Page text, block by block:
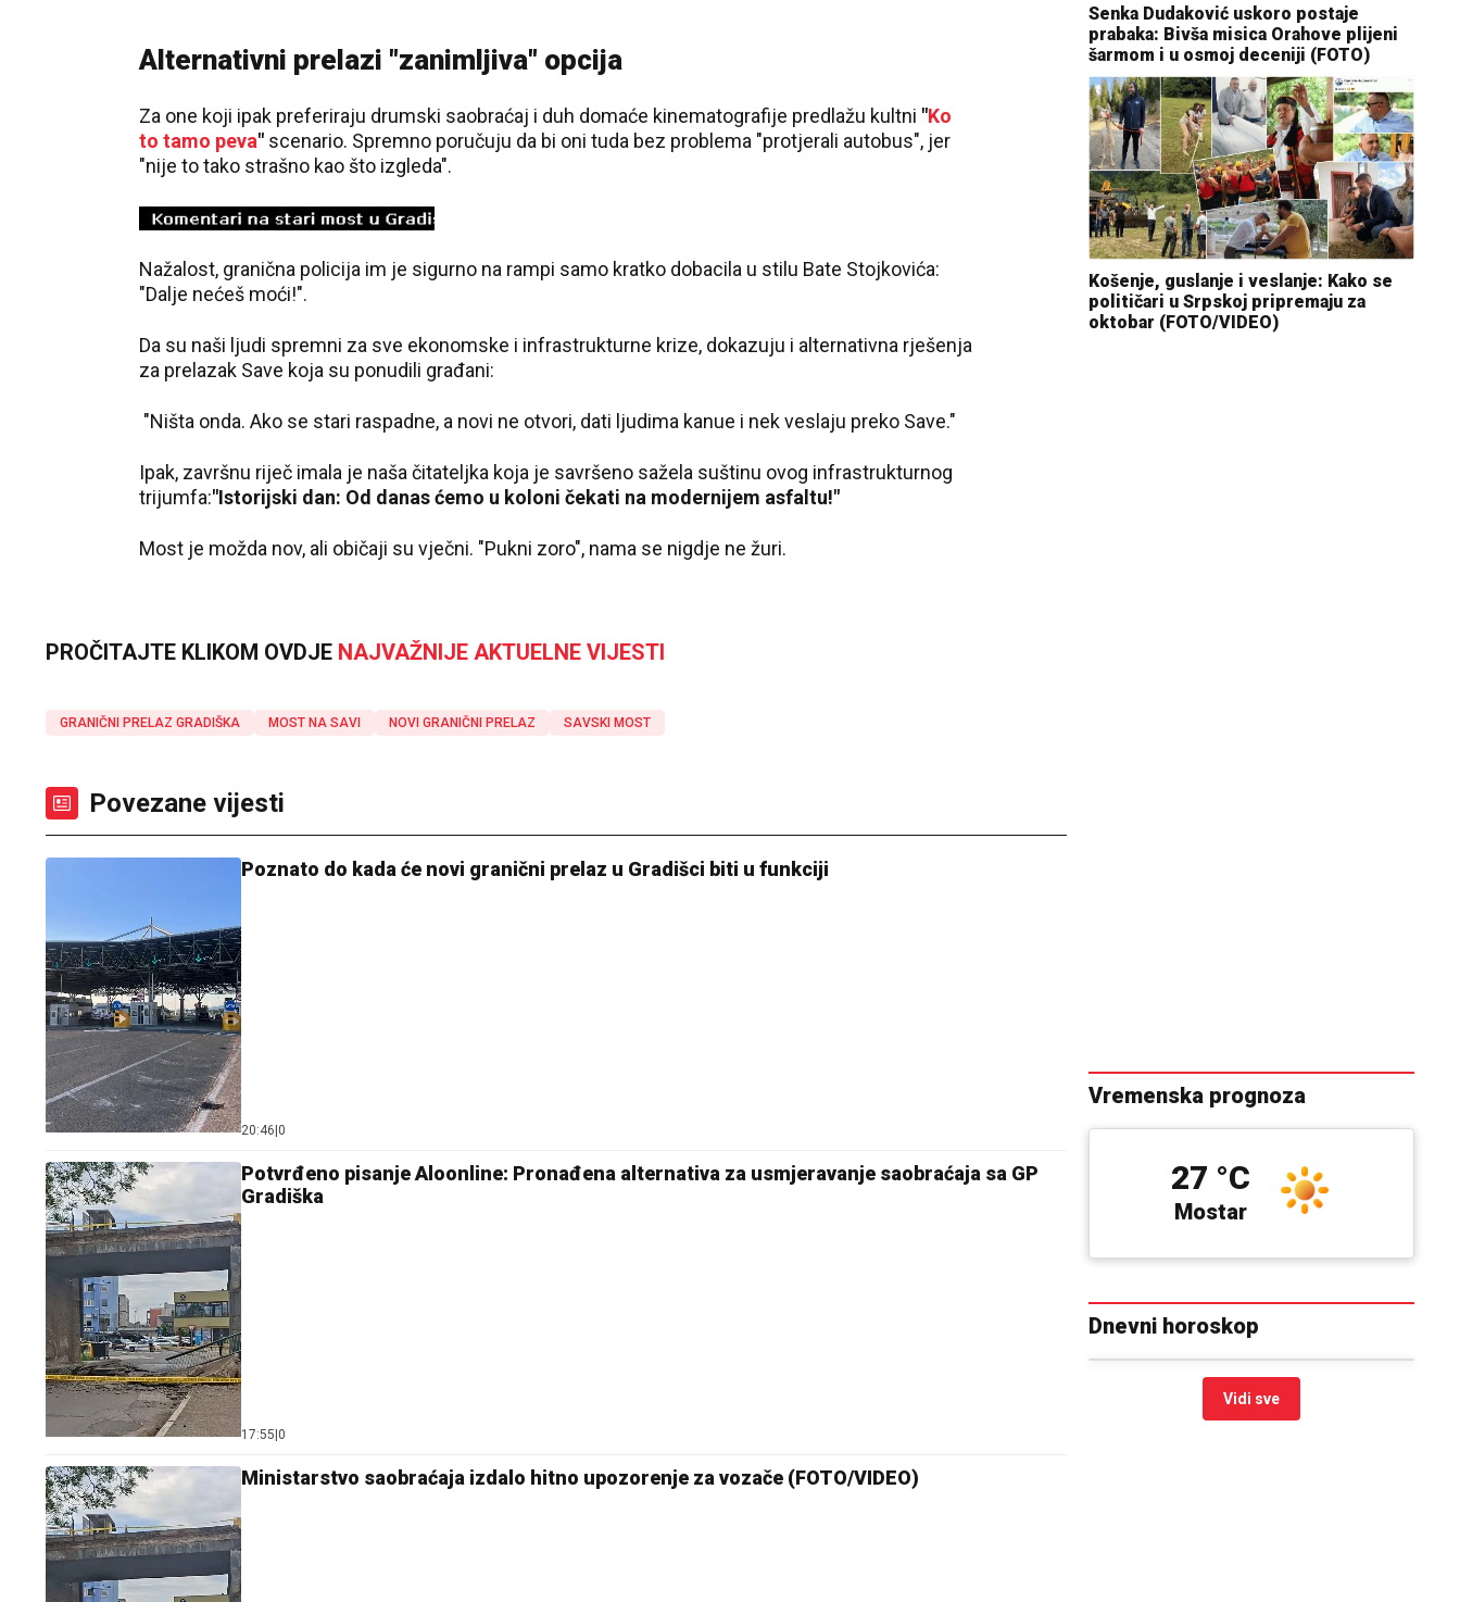
Alternativni prelazi "zanimljiva" opcija
Za one koji ipak preferiraju drumski saobraćaj i duh domaće kinematografije predlažu kultni "Ko
to tamo peva" scenario. Spremno poručuju da bi oni tuda bez problema "protjerali autobus", jer
"nije to tako strašno kao što izgleda".
Nažalost, granična policija im je sigurno na rampi samo kratko dobacila u stilu Bate Stojkovića:
"Dalje nećeš moći!".
Da su naši ljudi spremni za sve ekonomske i infrastrukturne krize, dokazuju i alternativna rješenja
za prelazak Save koja su ponudili građani:
"Ništa onda. Ako se stari raspadne, a novi ne otvori, dati ljudima kanue i nek veslaju preko Save."
Ipak, završnu riječ imala je naša čitateljka koja je savršeno sažela suštinu ovog infrastrukturnog
trijumfa:"Istorijski dan: Od danas ćemo u koloni čekati na modernijem asfaltu!"
Most je možda nov, ali običaji su vječni. "Pukni zoro", nama se nigdje ne žuri.
PROČITAJTE KLIKOM OVDJE NAJVAŽNIJE AKTUELNE VIJESTI
GRANIČNI PRELAZ GRADIŠKA MOST NA SAVI NOVI GRANIČNI PRELAZ SAVSKI MOST
Povezane vijesti
Poznato do kada će novi granični prelaz u Gradišci biti u funkciji
20:46 0
Potvrđeno pisanje Aloonline: Pronađena alternativa za usmjeravanje saobraćaja sa GP
Gradiška
17:55 0
Ministarstvo saobraćaja izdalo hitno upozorenje za vozače (FOTO/VIDEO)
Senka Dudaković uskoro postaje
prabaka: Bivša misica Orahove plijeni
šarmom i u osmoj deceniji (FOTO)
Košenje, guslanje i veslanje: Kako se
političari u Srpskoj pripremaju za
oktobar (FOTO/VIDEO)
Vremenska prognoza
20 °C 22 °C
Mostar
27 °C
Dnevni horoskop
Vidi sve